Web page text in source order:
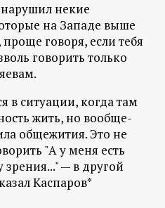
некие
на Западе выше
проще говоря, если тебя
говорить только
в ситуации, когда там
жить, но вообще-
общежития. Это не
"А у меня есть
зрения..." — в другой
Каспаров*